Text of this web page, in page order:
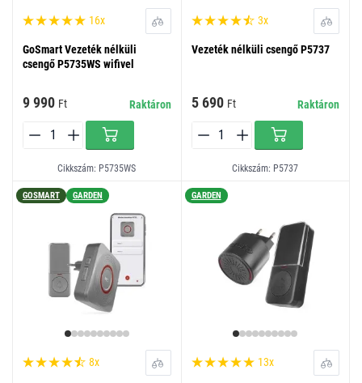
16x
GoSmart Vezeték nélküli
csengő P5735WS wifivel
9 990 Ft Raktáron
Cikkszám: P5735WS
3x
Vezeték nélküli csengő P5737
5 690 Ft Raktáron
Cikkszám: P5737
GOSMART GARDEN
8x
GARDEN
13x